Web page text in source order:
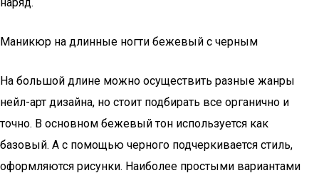
Маникюр на длинные ногти бежевый с черным
На большой длине можно осуществить разные жанры
нейл-арт дизайна, но стоит подбирать все органично и
точно. В основном бежевый тон используется как
базовый. А с помощью черного подчеркивается стиль,
оформляются рисунки. Наиболее простыми вариантами